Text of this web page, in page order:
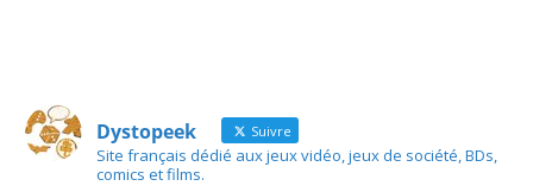
Dystopeek Suivre
Site français dédié aux jeux vidéo, jeux de société, BDs,
comics et films.